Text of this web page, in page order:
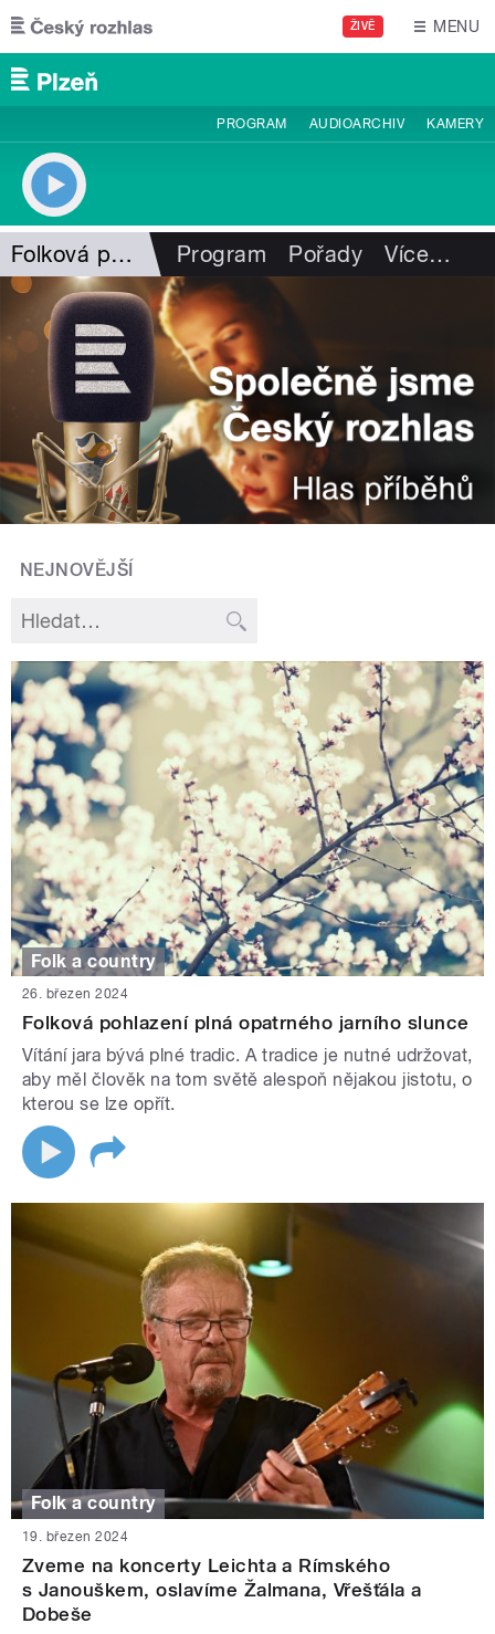
Přejít k hlavnímu obsahu
ŽIVĚ MENU
PROGRAM AUDIOARCHIV KAMERY
Folková pohlazení Program Pořady Více…
NEJNOVĚJŠÍ
Folk a country
26. březen 2024
Folková pohlazení plná opatrného jarního slunce
Vítání jara bývá plné tradic. A tradice je nutné udržovat,
aby měl člověk na tom světě alespoň nějakou jistotu, o
kterou se lze opřít.
Folk a country
19. březen 2024
Zveme na koncerty Leichta a Rímského
s Janouškem, oslavíme Žalmana, Vřešťála a
Dobeše